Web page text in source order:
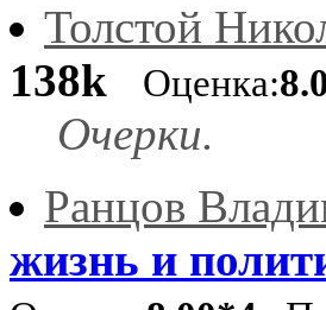
Толстой
138k
Оценка:
Очерки.
Ранцов
жизнь и